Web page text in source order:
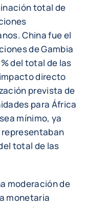
total de
China fue el
de Gambia
del total de las
directo
prevista de
para África
mínimo, ya
representaban
total de las
moderación de
monetaria